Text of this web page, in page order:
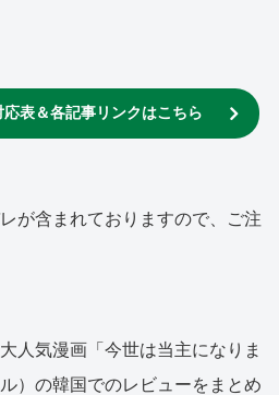
表＆各記事リンクはこちら
が含まれておりますので、ご注
人気漫画「今世は当主になりま
）の韓国でのレビューをまとめ